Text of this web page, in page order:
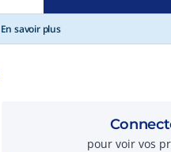
En savoir plus
pour voir vos